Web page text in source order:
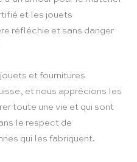
et les jouets
réfléchie et sans danger
et fournitures
et nous apprécions les
toute une vie et qui sont
le respect de
qui les fabriquent.